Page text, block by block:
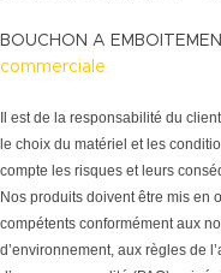
BOUCHON A
commerciale
Il est de la responsabilité du
le choix du matériel et les
compte les risques et leurs
Nos produits doivent être mis en
compétents conformément aux
d’environnement, aux règles de